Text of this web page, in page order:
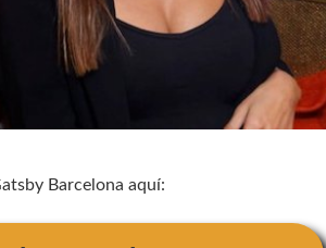
Barcelona aquí: